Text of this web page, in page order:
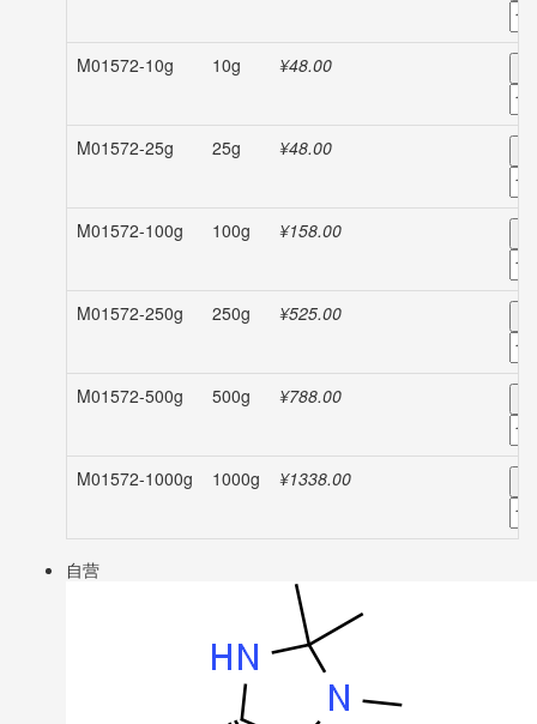
M01572-10g 10g ¥48.00
M01572-25g 25g ¥48.00
M01572-100g 100g ¥158.00
M01572-250g 250g ¥525.00
M01572-500g 500g ¥788.00
M01572-1000g 1000g ¥1338.00
自营